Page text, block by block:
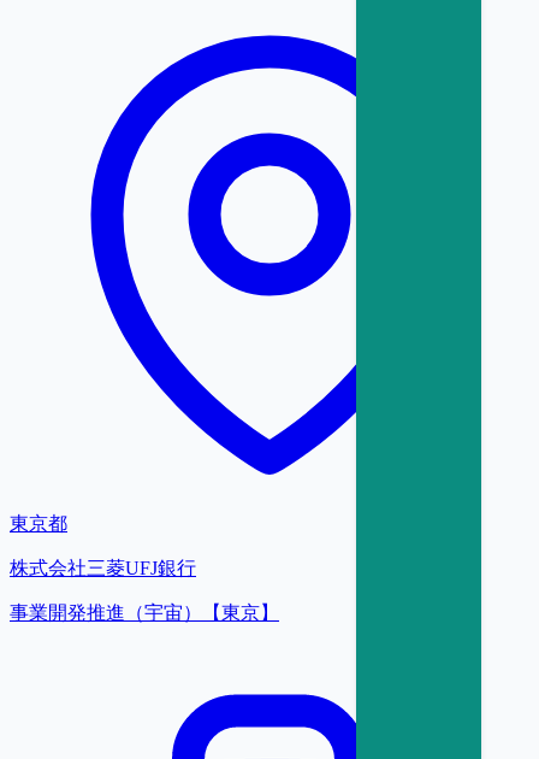
東京都
株式会社三菱UFJ銀行
事業開発推進（宇宙）【東京】